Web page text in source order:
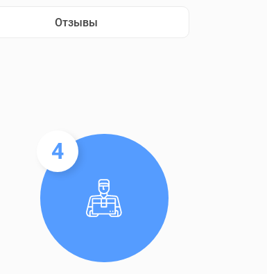
Отзывы
4